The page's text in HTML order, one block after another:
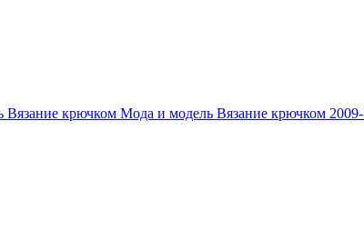
Вязание крючком Мода и модель Вязание крючком 2009-